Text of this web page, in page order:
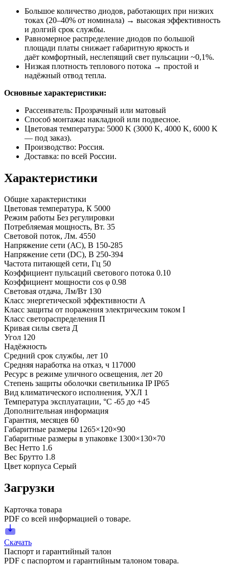
Большое количество диодов, работающих при низких
токах (20–40% от номинала) → высокая эффективность
и долгий срок службы.
Равномерное распределение диодов по большой
площади платы снижает габаритную яркость и
даёт комфортный, неслепящий свет пульсации ~0,1%.
Низкая плотность теплового потока → простой и
надёжный отвод тепла.
Основные характеристики:
Рассеиватель: Прозрачный или матовый
Способ монтажа: накладной или подвесное.
Цветовая температура: 5000 K (3000 K, 4000 K, 6000 K
— под заказ).
Производство: Россия.
Доставка: по всей России.
Характеристики
Общие характеристики
Цветовая температура, К 5000
Режим работы Без регулировки
Потребляемая мощность, Вт. 35
Световой поток, Лм. 4550
Напряжение сети (АС), В 150-285
Напряжение сети (DC), В 250-394
Частота питающей сети, Гц 50
Коэффициент пульсаций светового потока 0.10
Коэффициент мощности cos φ 0.98
Световая отдача, Лм/Вт 130
Класс энергетической эффективности A
Класс защиты от поражения электрическим током I
Класс светораспределения П
Кривая силы света Д
Угол 120
Надёжность
Средний срок службы, лет 10
Средняя наработка на отказ, ч 117000
Ресурс в режиме уличного освещения, лет 20
Степень защиты оболочки светильника IP IP65
Вид климатического исполнения, УХЛ 1
Температура эксплуатации, °С -65 до +45
Дополнительная информация
Гарантия, месяцев 60
Габаритные размеры 1265×120×90
Габаритные размеры в упаковке 1300×130×70
Вес Нетто 1.6
Вес Брутто 1.8
Цвет корпуса Серый
Загрузки
Карточка товара
PDF со всей информацией о товаре.
Скачать
Паспорт и гарантийный талон
PDF с паспортом и гарантийным талоном товара.